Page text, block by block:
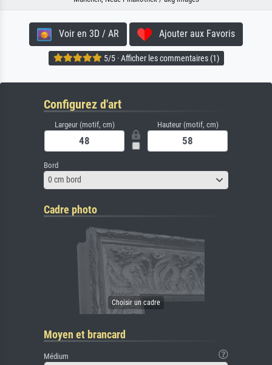
Voir en 3D / AR Ajouter aux Favoris
5/5 · Afficher les commentaires (1)
Configurez d'art
Largeur (motif, cm) Hauteur (motif, cm)
Bord
0 cm bord
Cadre photo
Moyen et brancard
Médium